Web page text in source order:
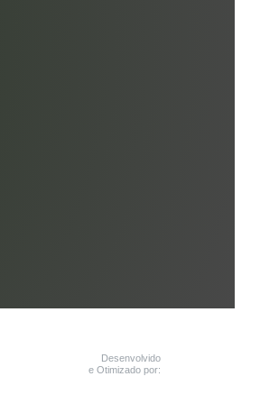
Desenvolvido
e Otimizado por: